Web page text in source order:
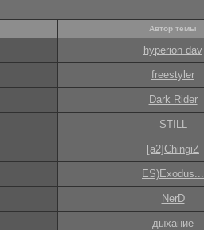
Автор темы
hyperion dav
freestyler
Dark Rider
STILL
[a2]ChingiZ
ES)Exodus...
NerD
дыхание